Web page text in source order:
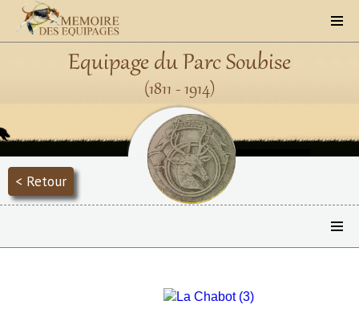
Equipage du Parc Soubise
(1811 - 1914)
< Retour